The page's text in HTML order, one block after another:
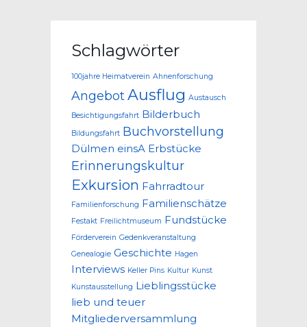
Schlagwörter
100jahre Heimatverein Ahnenforschung
AngebotAusflug Austausch
Besichtigungsfahrt Bilderbuch
Bildungsfahrt Buchvorstellung
Dülmen einsA Erbstücke
Erinnerungskultur
Exkursion Fahrradtour
Familienforschung Familienschätze
Festakt Freilichtmuseum Fundstücke
Förderverein Gedenkveranstaltung
Genealogie Geschichte Hagen
Interviews Keller Pins Kultur Kunst
Kunstausstellung Lieblingsstücke
lieb und teuer
Mitgliederversammlung